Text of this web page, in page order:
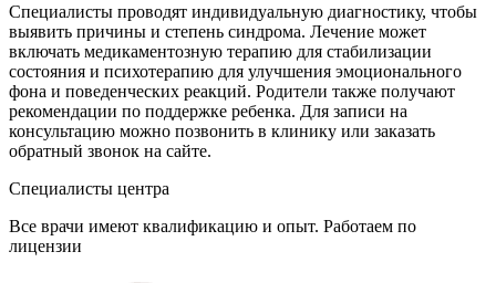
Специалисты проводят индивидуальную диагностику, чтобы
выявить причины и степень синдрома. Лечение может
включать медикаментозную терапию для стабилизации
состояния и психотерапию для улучшения эмоционального
фона и поведенческих реакций. Родители также получают
рекомендации по поддержке ребенка. Для записи на
консультацию можно позвонить в клинику или заказать
обратный звонок на сайте.
Специалисты центра
Все врачи имеют квалификацию и опыт. Работаем по
лицензии